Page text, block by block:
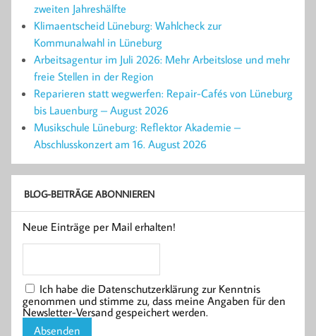
zweiten Jahreshälfte
Klimaentscheid Lüneburg: Wahlcheck zur
Kommunalwahl in Lüneburg
Arbeitsagentur im Juli 2026: Mehr Arbeitslose und mehr
freie Stellen in der Region
Reparieren statt wegwerfen: Repair-Cafés von Lüneburg
bis Lauenburg – August 2026
Musikschule Lüneburg: Reflektor Akademie –
Abschlusskonzert am 16. August 2026
BLOG-BEITRÄGE ABONNIEREN
Neue Einträge per Mail erhalten!
Ich habe die Datenschutzerklärung zur Kenntnis
genommen und stimme zu, dass meine Angaben für den
Newsletter-Versand gespeichert werden.